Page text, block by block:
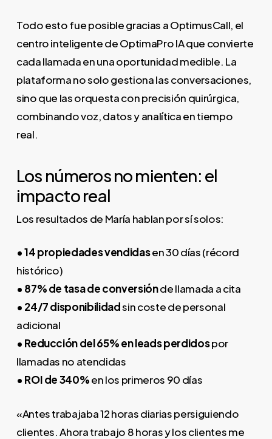
Todo esto fue posible gracias a OptimusCall, el
centro inteligente de OptimaPro IA que convierte
cada llamada en una oportunidad medible. La
plataforma no solo gestiona las conversaciones,
sino que las orquesta con precisión quirúrgica,
combinando voz, datos y analítica en tiempo
real.
Los números no mienten: el
impacto real
Los resultados de María hablan por sí solos:
• 14 propiedades vendidasen 30 días (récord
histórico)
• 87% de tasa de conversiónde llamada a cita
• 24/7 disponibilidadsin coste de personal
adicional
• Reducción del 65% en leads perdidospor
llamadas no atendidas
• ROI de 340%en los primeros 90 días
«Antes trabajaba 12 horas diarias persiguiendo
clientes. Ahora trabajo 8 horas y los clientes me